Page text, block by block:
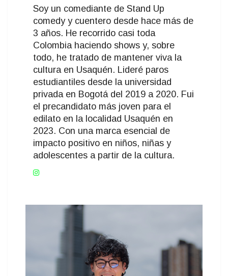
Soy un comediante de Stand Up
comedy y cuentero desde hace más de
3 años. He recorrido casi toda
Colombia haciendo shows y, sobre
todo, he tratado de mantener viva la
cultura en Usaquén. Lideré paros
estudiantiles desde la universidad
privada en Bogotá del 2019 a 2020. Fui
el precandidato más joven para el
edilato en la localidad Usaquén en
2023. Con una marca esencial de
impacto positivo en niños, niñas y
adolescentes a partir de la cultura.